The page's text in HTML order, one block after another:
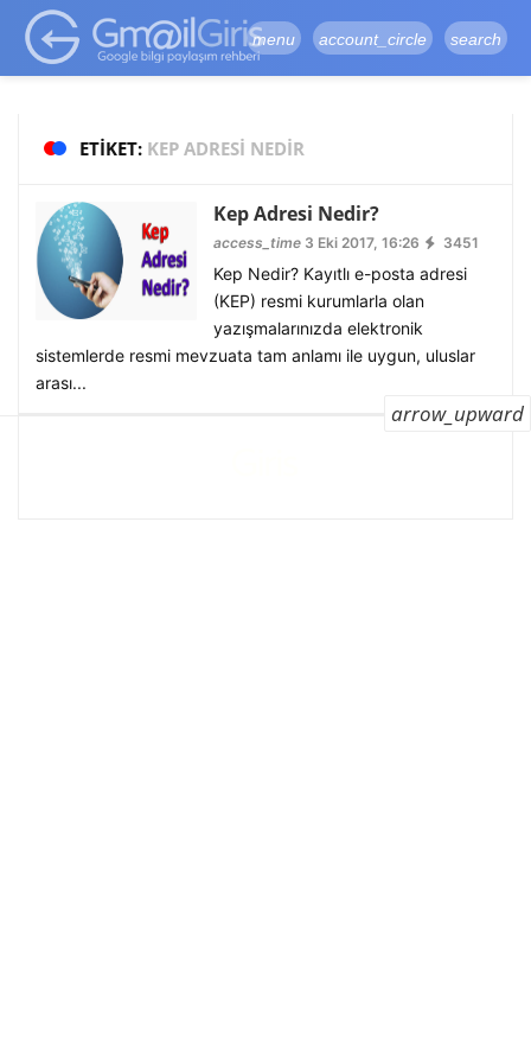
google-site-
verification=vqSI0upH550kabR5X8xpjMYieaXmuBueYgCJBW3uetM
menu account_circle search
ETIKET: KEP ADRESI NEDIR
Kep Adresi Nedir?
access_time3 Eki 2017, 16:26 3451
Kep Nedir? Kayıtlı e-posta adresi
(KEP) resmi kurumlarla olan
yazışmalarınızda elektronik
sistemlerde resmi mevzuata tam anlamı ile uygun, uluslar
arası...
arrow_upward